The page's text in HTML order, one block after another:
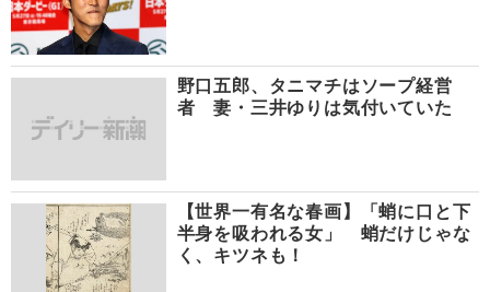
野口五郎、タニマチはソープ経営
者 妻・三井ゆりは気付いていた
【世界一有名な春画】「蛸に口と下
半身を吸われる女」 蛸だけじゃな
く、キツネも！